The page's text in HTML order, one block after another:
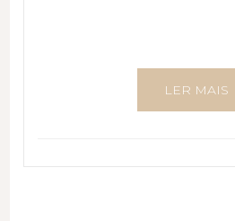
LER MAIS